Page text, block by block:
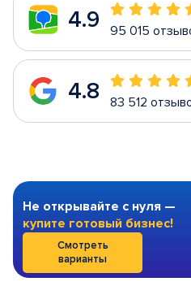
4.9 95 015
4.8 83 512
Не открывайте с нуля —
купите готовый бизнес!
Смотреть
варианты